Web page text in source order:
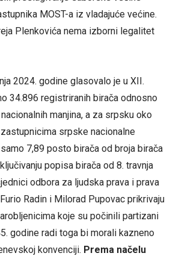
MOST-a iz vladajuće većine.
Plenkovića nema izborni legalitet
2024. godine glasovalo je u XII.
34.896 registriranih birača odnosno
manjina, a za srpsku oko
srpske nacionalne
7,89 posto birača od broja birača
popisa birača od 8. travnja
odbora za ljudska prava i prava
Radin i Milorad Pupovac prikrivaju
koje su počinili partizani
godine radi toga bi morali kazneno
konvenciji. Prema načelu